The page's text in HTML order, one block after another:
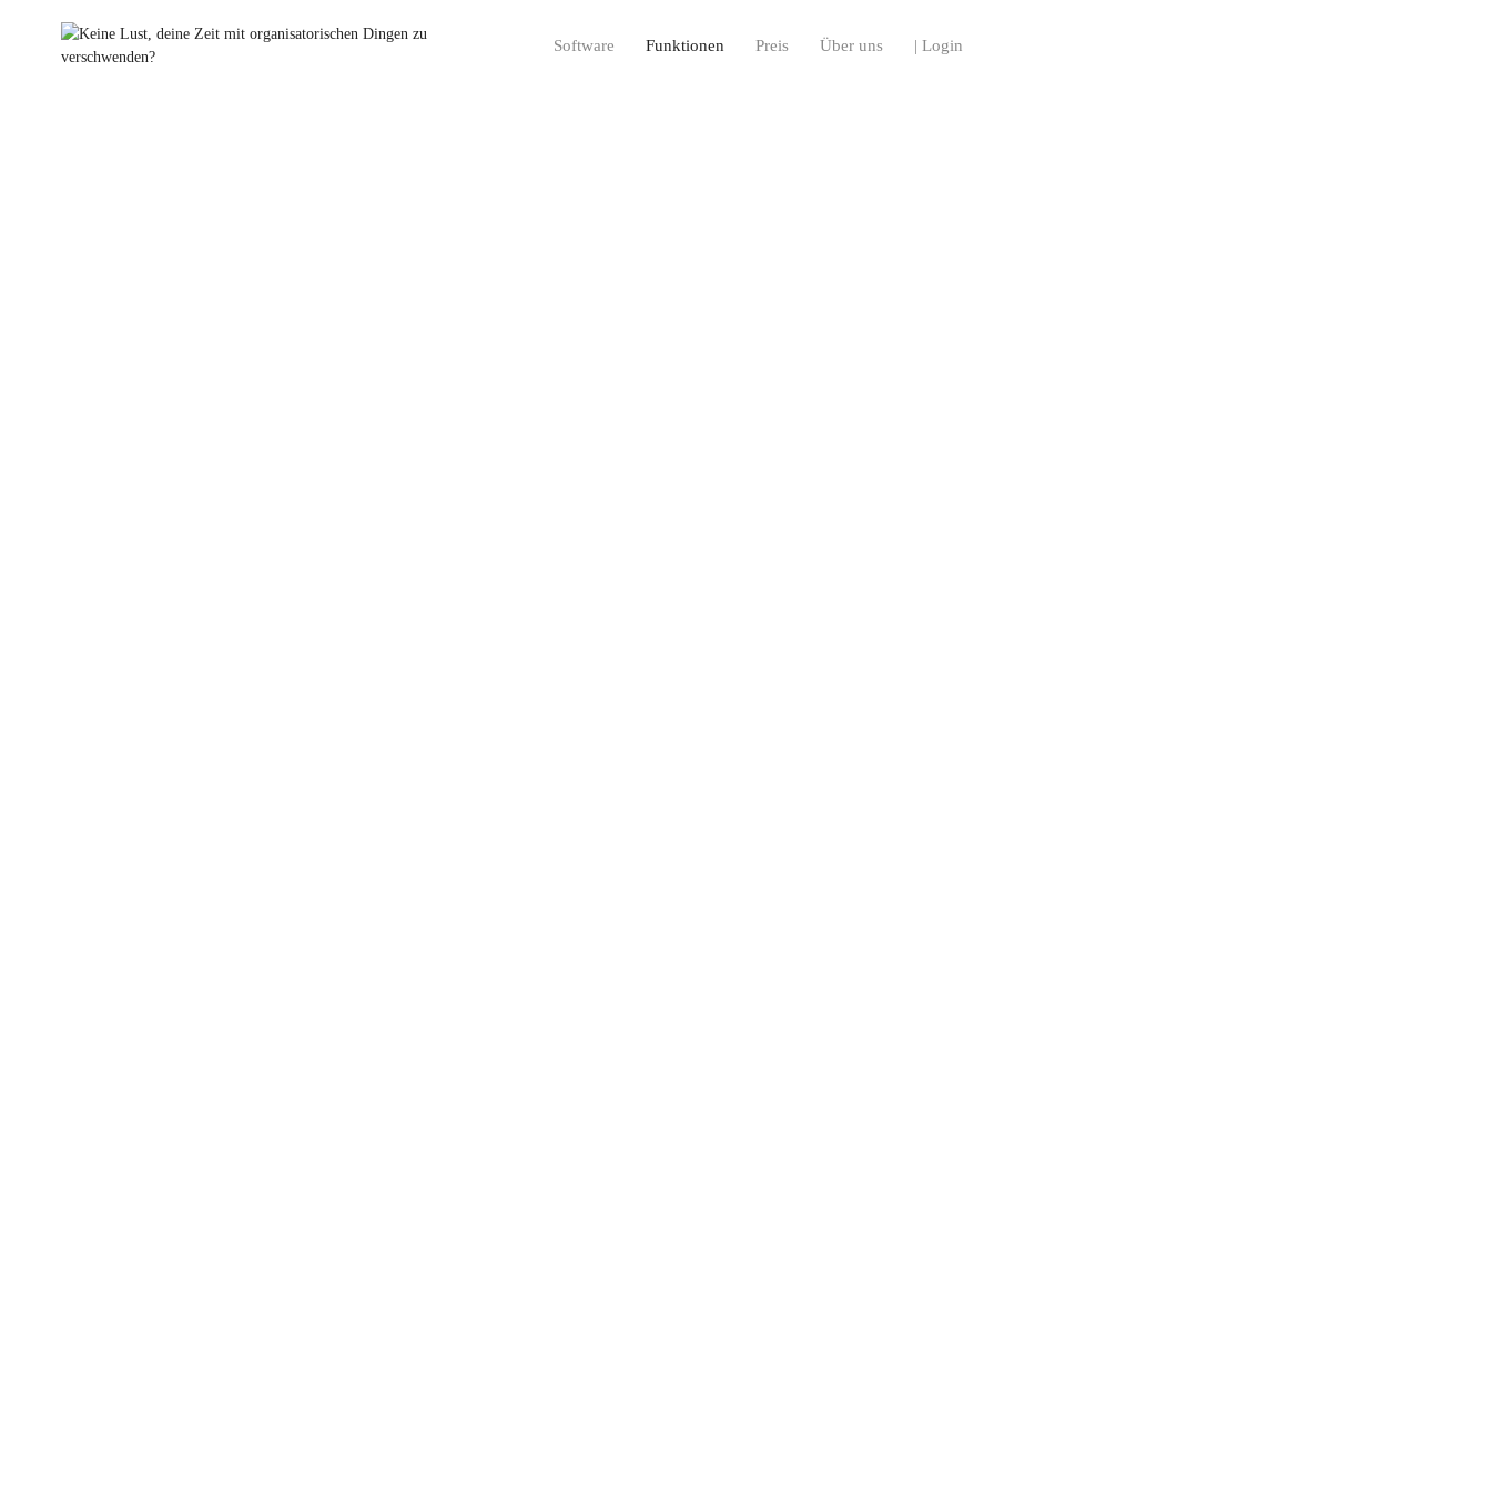
Software Funktionen Preis Über uns | Login